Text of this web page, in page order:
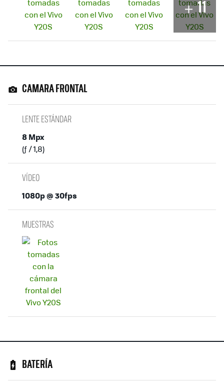
11
CAMARA FRONTAL
LENTE ESTÁNDAR
8 Mpx
(ƒ / 1,8)
VÍDEO
1080p @ 30fps
MUESTRAS
BATERÍA